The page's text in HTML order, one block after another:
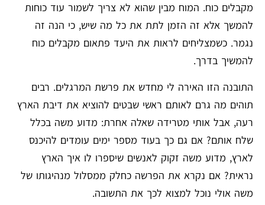
מקבלים כוח. המוח מבין שהוא לא צריך לשמור עוד כוחות
להמשך אלא זה הזמן לתת את כל מה שיש, כי הנה זה
נגמר. כשמצליחים לראות את היעד פתאום מקבלים כוח
להמשיך בדרך.
התובנה הזו האירה לי מחדש את פרשת המרגלים. רבים
תוהים מה גרם לאותם ראשי שבטים להוציא את דיבת הארץ
רעה, אבל אותי מטרידה שאלה אחרת: מדוע משה בכלל
שלח אותם? אם גם כך בעוד מספר ימים עומדים להיכנס
לארץ, מדוע משה זקוק לאנשים שיספרו לו איך הארץ
נראית? אם נקרא את הפרשה כחלק ממסלול מנהיגותו של
משה אולי נוכל למצוא לכך את התשובה.